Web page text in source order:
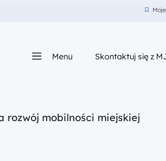
Moje
Moje
Menu Skontaktuj się z
rozwój mobilności miejskiej